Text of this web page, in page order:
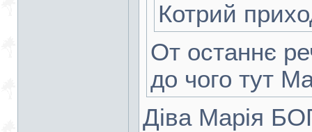
Котрий
От останнє
до чого тут
Діва Марія